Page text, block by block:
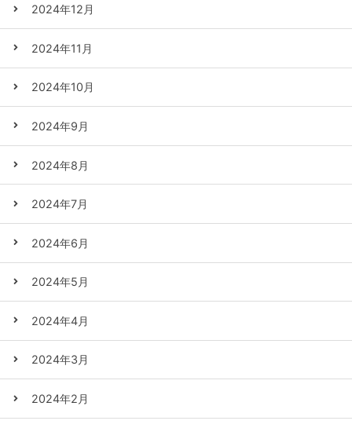
2024年12月
2024年11月
2024年10月
2024年9月
2024年8月
2024年7月
2024年6月
2024年5月
2024年4月
2024年3月
2024年2月